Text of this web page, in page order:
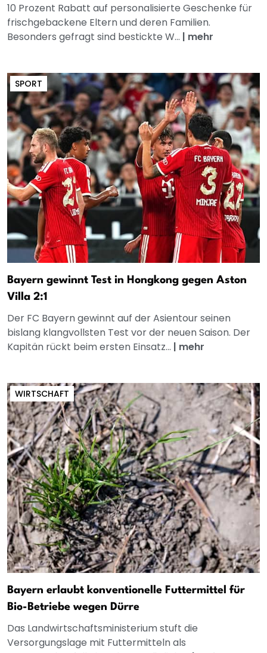
10 Prozent Rabatt auf personalisierte Geschenke für
frischgebackene Eltern und deren Familien.
Besonders gefragt sind bestickte W... | mehr
SPORT
Bayern gewinnt Test in Hongkong gegen Aston
Villa 2:1
Der FC Bayern gewinnt auf der Asientour seinen
bislang klangvollsten Test vor der neuen Saison. Der
Kapitän rückt beim ersten Einsatz... | mehr
WIRTSCHAFT
Bayern erlaubt konventionelle Futtermittel für
Bio-Betriebe wegen Dürre
Das Landwirtschaftsministerium stuft die
Versorgungslage mit Futtermitteln als